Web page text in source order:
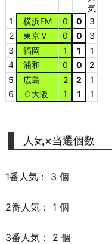
気
1
横浜FM 0 0
3
2
東京Ｖ 0 0
3
3
福岡 1 1
1
4
浦和 0 0
2
5
広島 2 2
1
6
Ｃ大阪 1 1 1
人気×当選個数
1番人気： 3 個
2番人気： 1 個
3番人気： 2 個